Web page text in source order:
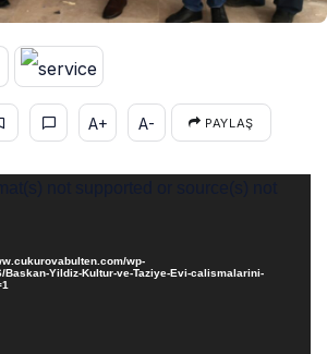
A+ A- PAYLAŞ
wp-
Baskan-Yildiz-Kultur-ve-Taziye-Evi-calismalarini-